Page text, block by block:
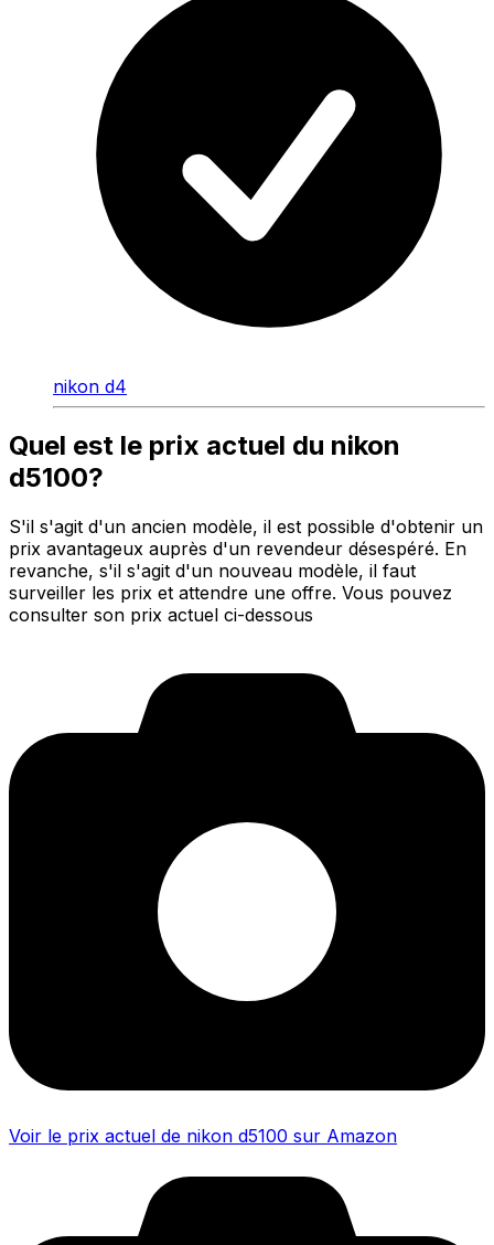
nikon d4
Quel est le prix actuel du nikon
d5100?
S'il s'agit d'un ancien modèle, il est possible d'obtenir un
prix avantageux auprès d'un revendeur désespéré. En
revanche, s'il s'agit d'un nouveau modèle, il faut
surveiller les prix et attendre une offre. Vous pouvez
consulter son prix actuel ci-dessous
Voir le prix actuel de nikon d5100 sur Amazon